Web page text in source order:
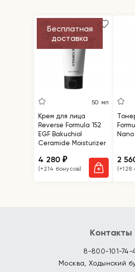
Бесплатная
доставка
50 мл
Крем для лица
Reverse Formula 152
EGF Bakuchiol
Ceramide Moisturizer
4 280₽
(+214 бонусов)
2
(+128
Контакты
8-800-101-74-
Москва, Ходынский